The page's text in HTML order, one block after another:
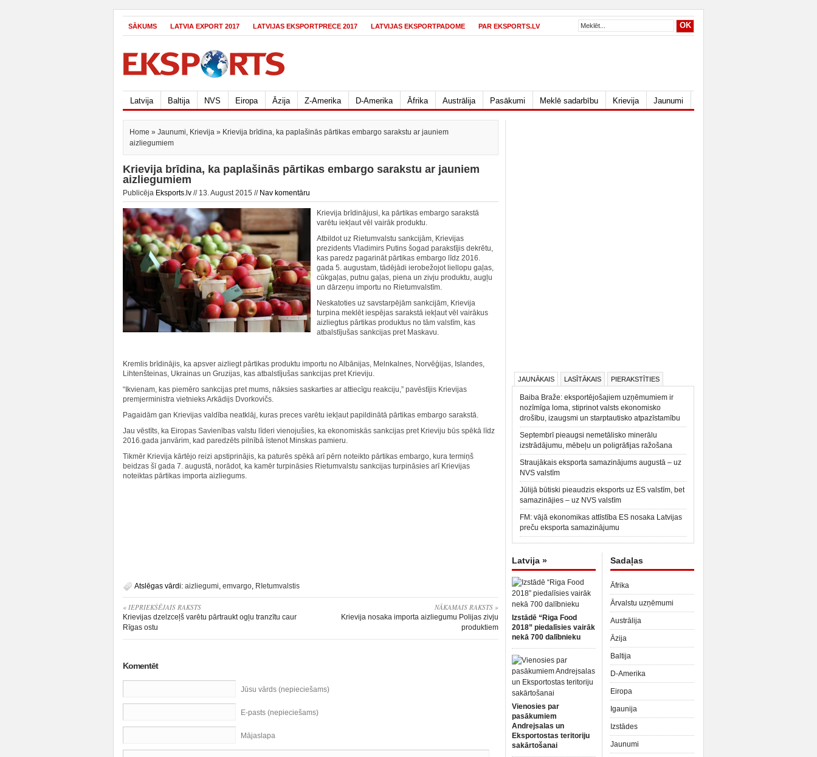
SĀKUMS LATVIA EXPORT 2017 LATVIJAS EKSPORTPRECE 2017 LATVIJAS EKSPORTPADOME PAR EKSPORTS.LV
Latvija Baltija NVS Eiropa Āzija Z-Amerika D-Amerika Āfrika Austrālija Pasākumi Meklē sadarbību Krievija Jaunumi
Home » Jaunumi, Krievija » Krievija brīdina, ka paplašinās pārtikas embargo sarakstu ar jauniem
aizliegumiem
Krievija brīdina, ka paplašinās pārtikas embargo sarakstu ar jauniem
aizliegumiem
Publicēja Eksports.lv // 13. August 2015 // Nav komentāru
Krievija brīdinājusi, ka pārtikas embargo sarakstā
varētu iekļaut vēl vairāk produktu.
Atbildot uz Rietumvalstu sankcijām, Krievijas
prezidents Vladimirs Putins šogad parakstījis dekrētu,
kas paredz pagarināt pārtikas embargo līdz 2016.
gada 5. augustam, tādējādi ierobežojot liellopu gaļas,
cūkgaļas, putnu gaļas, piena un zivju produktu, augļu
un dārzeņu importu no Rietumvalstīm.
Neskatoties uz savstarpējām sankcijām, Krievija
turpina meklēt iespējas sarakstā iekļaut vēl vairākus
aizliegtus pārtikas produktus no tām valstīm, kas
atbalstījušas sankcijas pret Maskavu.
Kremlis brīdinājis, ka apsver aizliegt pārtikas produktu importu no Albānijas, Melnkalnes, Norvēģijas, Islandes,
Lihtenšteinas, Ukrainas un Gruzijas, kas atbalstījušas sankcijas pret Krieviju.
“Ikvienam, kas piemēro sankcijas pret mums, nāksies saskarties ar attiecīgu reakciju,” pavēstījis Krievijas
premjerministra vietnieks Arkādijs Dvorkovičs.
Pagaidām gan Krievijas valdība neatklāj, kuras preces varētu iekļaut papildinātā pārtikas embargo sarakstā.
Jau vēstīts, ka Eiropas Savienības valstu līderi vienojušies, ka ekonomiskās sankcijas pret Krieviju būs spēkā līdz
2016.gada janvārim, kad paredzēts pilnībā īstenot Minskas pamieru.
Tikmēr Krievija kārtējo reizi apstiprinājis, ka paturēs spēkā arī pērn noteikto pārtikas embargo, kura termiņš
beidzas šī gada 7. augustā, norādot, ka kamēr turpināsies Rietumvalstu sankcijas turpināsies arī Krievijas
noteiktas pārtikas importa aizliegums.
Atslēgas vārdi: aizliegumi, emvargo, RIetumvalstis
« IEPRIEKŠĒJAIS RAKSTS
Krievijas dzelzceļš varētu pārtraukt ogļu tranzītu caur
Rīgas ostu
NĀKAMAIS RAKSTS »
Krievija nosaka importa aizliegumu Polijas zivju
produktiem
Komentēt
Jūsu vārds (nepieciešams)
E-pasts (nepieciešams)
Mājaslapa
JAUNĀKAIS LASĪTĀKAIS PIERAKSTĪTIES
Baiba Braže: eksportējošajiem uzņēmumiem ir
nozīmīga loma, stiprinot valsts ekonomisko
drošību, izaugsmi un starptautisko atpazīstamību
Septembrī pieaugsi nemetālisko minerālu
izstrādājumu, mēbeļu un poligrāfijas ražošana
Straujākais eksporta samazinājums augustā – uz
NVS valstīm
Jūlijā būtiski pieaudzis eksports uz ES valstīm, bet
samazinājies – uz NVS valstīm
FM: vājā ekonomikas attīstība ES nosaka Latvijas
preču eksporta samazinājumu
Latvija »
Izstādē “Riga Food
2018” piedalīsies vairāk
nekā 700 dalībnieku
Vienosies par
pasākumiem
Andrejsalas un
Eksportostas teritoriju
sakārtošanai
Sadaļas
Āfrika
Ārvalstu uzņēmumi
Austrālija
Āzija
Baltija
D-Amerika
Eiropa
Igaunija
Izstādes
Jaunumi